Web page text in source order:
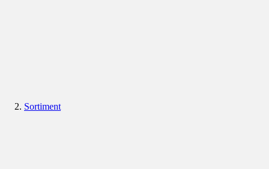
Sortiment